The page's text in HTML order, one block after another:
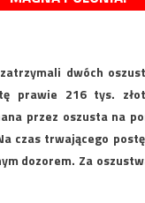
dwóch
prawie 216 tys.
przez oszusta na
czas trwającego
dozorem. Za